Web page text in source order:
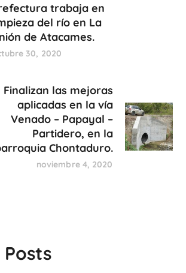
trabaja en
del río en La
de Atacames.
30, 2020
Finalizan las mejoras
aplicadas en la vía
Venado – Papayal –
Partidero, en la
Chontaduro.
noviembre 4, 2020